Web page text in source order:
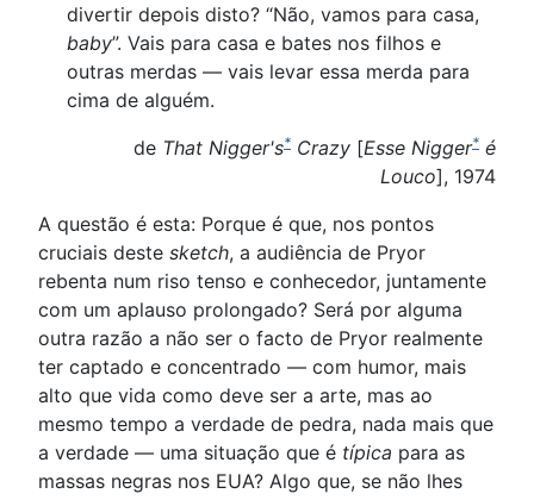
divertir depois disto? “Não, vamos para casa,
baby”. Vais para casa e bates nos filhos e
outras merdas — vais levar essa merda para
cima de alguém.
de That Nigger's* Crazy [Esse Nigger* é
Louco], 1974
A questão é esta: Porque é que, nos pontos
cruciais deste sketch, a audiência de Pryor
rebenta num riso tenso e conhecedor, juntamente
com um aplauso prolongado? Será por alguma
outra razão a não ser o facto de Pryor realmente
ter captado e concentrado — com humor, mais
alto que vida como deve ser a arte, mas ao
mesmo tempo a verdade de pedra, nada mais que
a verdade — uma situação que é típica para as
massas negras nos EUA? Algo que, se não lhes